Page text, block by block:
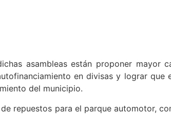
asambleas están proponer mayor
en divisas y lograr que
del municipio.
repuestos para el parque automotor,